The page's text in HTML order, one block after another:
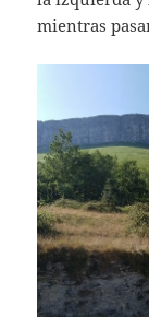
mientras